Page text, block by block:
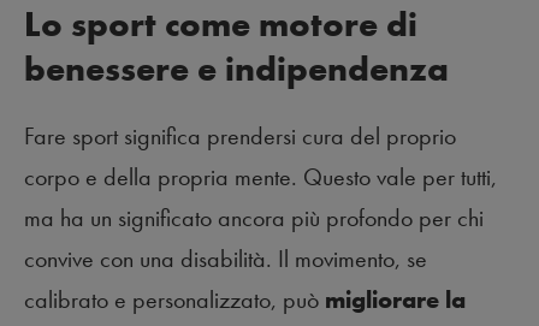
Lo sport come motore di
benessere e indipendenza
Fare sport significa prendersi cura del proprio
corpo e della propria mente. Questo vale per tutti,
ma ha un significato ancora più profondo per chi
convive con una disabilità. Il movimento, se
calibrato e personalizzato, può migliorare la